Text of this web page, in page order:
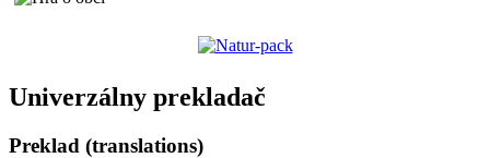
Univerzálny prekladač
Preklad (translations)